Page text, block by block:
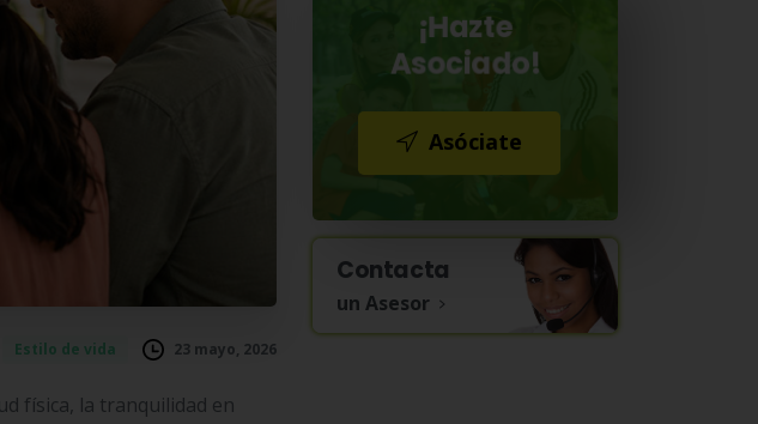
Estilo de vida 23 mayo, 2026
física, la tranquilidad en
¡Hazte
Asociado!
Asóciate
Contacta
un Asesor